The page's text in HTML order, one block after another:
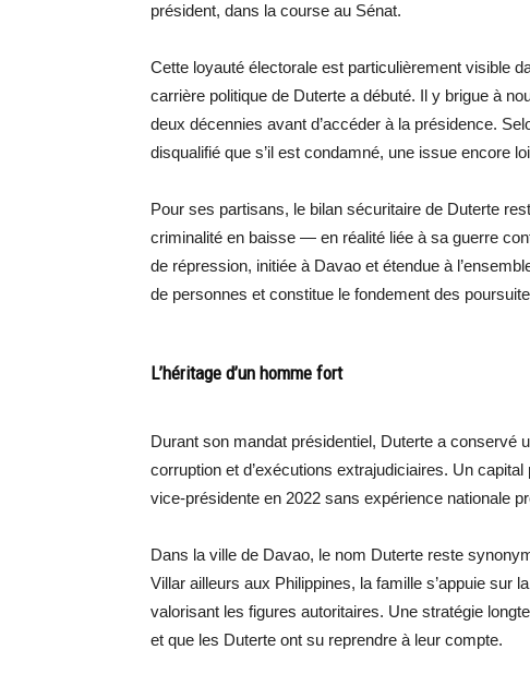
président, dans la course au Sénat.
Cette loyauté électorale est particulièrement visible
carrière politique de Duterte a débuté. Il y brigue à
deux décennies avant d’accéder à la présidence.
disqualifié que s’il est condamné, une issue encore
Pour ses partisans, le bilan sécuritaire de Duterte
criminalité en baisse — en réalité liée à sa guerre
de répression, initiée à Davao et étendue à
de personnes et constitue le fondement des
L’héritage d’un homme fort
Durant son mandat présidentiel, Duterte a conservé
corruption et d’exécutions extrajudiciaires. Un
vice-présidente en 2022 sans expérience nationale
Dans la ville de Davao, le nom Duterte reste
Villar ailleurs aux Philippines, la famille s’appuie sur
valorisant les figures autoritaires. Une stratégie
et que les Duterte ont su reprendre à leur compte.